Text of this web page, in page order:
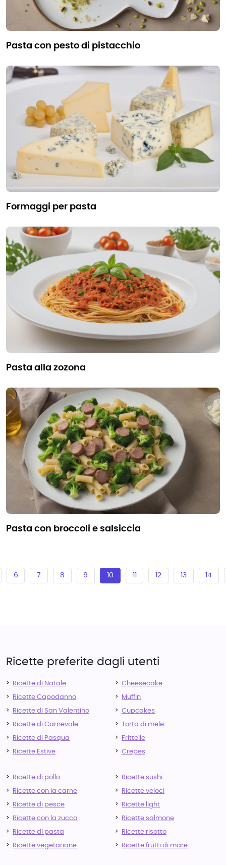
pasta con pesto di pistacchio
formaggi per pasta
pasta alla zozona
pasta con broccoli e salsiccia
6 7 8 9 10 12 13 14
Ricette preferite dagli utenti
Ricette di Natale
Ricette Capodanno
Ricette di San Valentino
Ricette di Carnevale
Ricette di Pasqua
Ricette Estive
Cheesecake
Muffin
Cupcakes
Torta di mele
Frittelle
Crepes
Ricette di pollo
Ricette con la carne
Ricette di pesce
Ricette con la zucca
Ricette di pasta
Ricette vegetariane
Ricette sushi
Ricette veloci
Ricette light
Ricette salmone
Ricette risotto
Ricette frutti di mare